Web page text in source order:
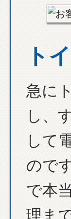
ト
急に
し、
して
ので
で本
理ま